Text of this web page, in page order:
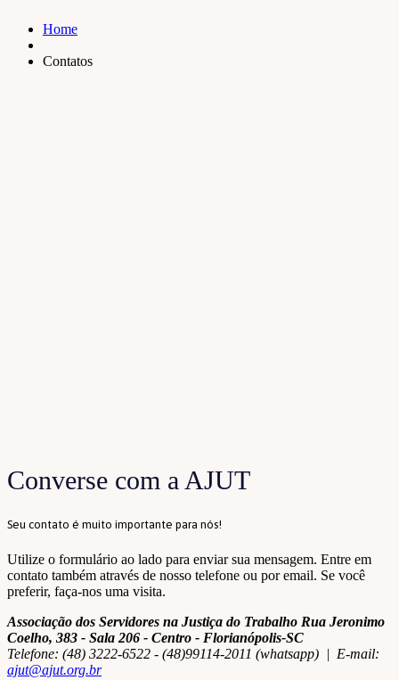
Home
Contatos
Converse com a AJUT
Seu contato é muito importante para nós!
Utilize o formulário ao lado para enviar sua mensagem. Entre em
contato também através de nosso telefone ou por email. Se você
preferir, faça-nos uma visita.
Associação dos Servidores na Justiça do Trabalho Rua Jeronimo
Coelho, 383 - Sala 206 - Centro - Florianópolis-SC
Telefone: (48) 3222-6522 - (48)99114-2011 (whatsapp) | E-mail:
ajut@ajut.org.br